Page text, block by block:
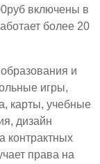
включены в
более 20
и
игры,
карты, учебные
дизайн
контрактных
права на